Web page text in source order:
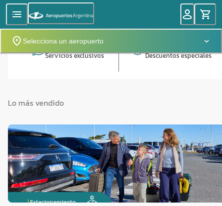
Selecciona un aeropuerto
Servicios exclusivos Descuentos especiales
Lo más vendido